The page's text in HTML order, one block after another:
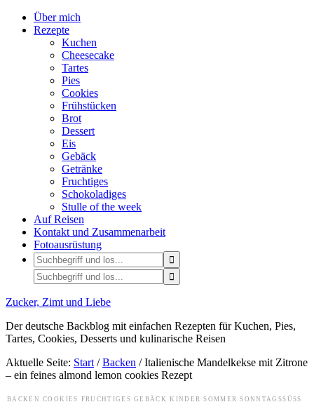
Über mich
Rezepte
Kuchen
Cheesecake
Tartes
Pies
Cookies
Frühstücken
Brot
Dessert
Eis
Gebäck
Getränke
Fruchtiges
Schokoladiges
Stulle of the week
Auf Reisen
Kontakt und Zusammenarbeit
Fotoausrüstung
Zucker, Zimt und Liebe
Der deutsche Backblog mit einfachen Rezepten für Kuchen, Pies,
Tartes, Cookies, Desserts und kulinarische Reisen
Aktuelle Seite: Start / Backen /Italienische Mandelkekse mit Zitrone
– ein feines almond lemon cookies Rezept
BACKEN COOKIES FRUCHTIGES GEBÄCK KINDER SOMMER SONNTAGSSÜSS